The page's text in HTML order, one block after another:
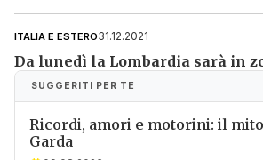
ITALIA E ESTERO31.12.2021
Da lunedì la Lombardia sarà in
SUGGERITI PER TE
Ricordi, amori e motorini: il
Garda